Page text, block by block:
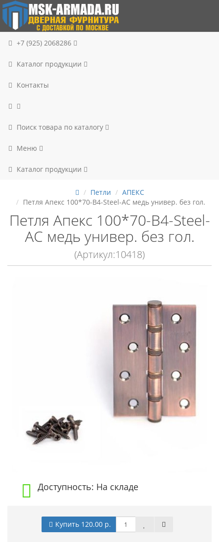
+7 (925) 2068286
Каталог продукции
Контакты
Поиск товара по каталогу
Меню
Каталог продукции
Петли
АПЕКС
Петля Апекс 100*70-B4-Steel-AC медь универ. без гол.
Петля Апекс 100*70-B4-Steel-
AC медь универ. без гол.
(Артикул:10418)
Доступность: На складе
Купить 120.00 р.